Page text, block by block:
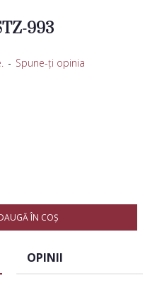
993
- Spune-ţi opinia
ÎN COŞ
OPINII